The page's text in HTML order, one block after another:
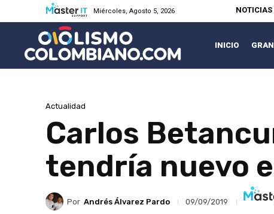
Miércoles, Agosto 5, 2026 NOTICIAS
INICIO
Actualidad
Carlos
tendría nuevo
Por Andrés Álvarez Pardo 09/09/2019